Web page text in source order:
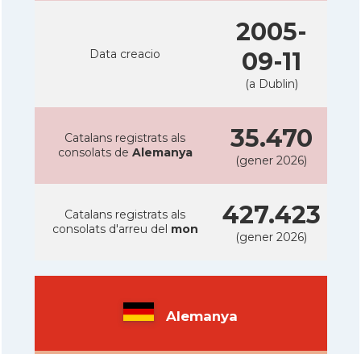
Data creacio
2005-
09-11
(a Dublin)
Catalans registrats als
consolats de Alemanya 35.470
(gener 2026)
Catalans registrats als
consolats d'arreu del mon 427.423
(gener 2026)
Alemanya